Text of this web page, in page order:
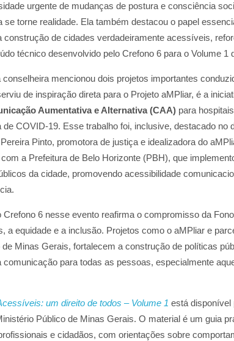
urgente de mudanças de postura e consciência
se torne realidade. Ela também destacou o papel
construção de cidades verdadeiramente acessíveis,
técnico desenvolvido pelo Crefono 6 para o Volume 1
conselheira mencionou dois projetos importantes
de inspiração direta para o Projeto aMPliar, é a
Aumentativa e Alternativa (CAA) para
de COVID-19. Esse trabalho foi, inclusive, destacado no
Pinto, promotora de justiça e idealizadora do
a Prefeitura de Belo Horizonte (PBH), que
da cidade, promovendo acessibilidade
Crefono 6 nesse evento reafirma o compromisso da
a equidade e a inclusão. Projetos como o aMPliar e
Minas Gerais, fortalecem a construção de políticas
comunicação para todas as pessoas, especialmente
um direito de todos – Volume 1 está disponível
Público de Minas Gerais. O material é um guia
e cidadãos, com orientações sobre